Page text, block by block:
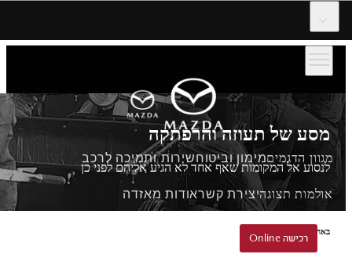
מגוון הדגמיםמימון וביטוחשירות ותמיכה לרכב
אולמות תצוגהיצירת קשראודות מאזדה
רכישה Online
מסע של תעוזה והרפתקה
לנסוע אל המקומות שאף אחד לא הגיע אליהם לפני כן
באהבה ובאומץ מהירושימה